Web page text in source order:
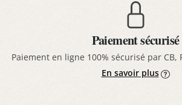
Paiement sécurisé
Paiement en ligne 100% sécurisé par CB,
En savoir plus